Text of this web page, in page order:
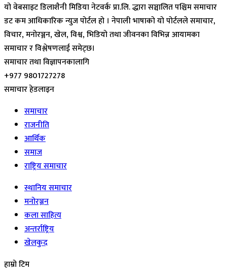
यो वेबसाइट डिलाशैनी मिडिया नेटवर्क प्रा.लि. द्धारा सञ्चालित पश्चिम समाचार
डट कम आधिकारिक न्युज पोर्टल हो । नेपाली भाषाको यो पोर्टलले समाचार,
विचार, मनोरञ्जन, खेल, विश्व, भिडियो तथा जीवनका विभिन्न आयामका
समाचार र विश्लेषणलाई समेट्छ।
समाचार तथा विज्ञापनकालागि
+977 9801727278
समाचार हेडलाइन
समाचार
राजनीति
आर्थिक
समाज
राष्ट्रिय समाचार
स्थानिय समाचार
मनोरञ्जन
कला साहित्य
अन्तर्राष्ट्रिय
खेलकुद
हाम्रो टिम